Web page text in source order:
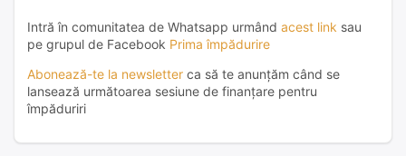
Intră în comunitatea de Whatsapp urmând acest link sau
pe grupul de Facebook Prima împădurire
Abonează-te la newsletter ca să te anunțăm când se
lansează următoarea sesiune de finanțare pentru
împăduriri